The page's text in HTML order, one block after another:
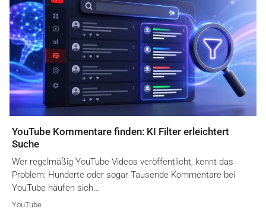
YouTube Kommentare finden: KI Filter erleichtert
Suche
Wer regelmäßig YouTube-Videos veröffentlicht, kennt das
Problem: Hunderte oder sogar Tausende Kommentare bei
YouTube häufen sich…
YouTube